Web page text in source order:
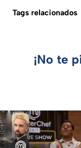
Tags relacionados
¡No te